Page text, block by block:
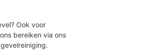
Ook voor
bereiken via ons